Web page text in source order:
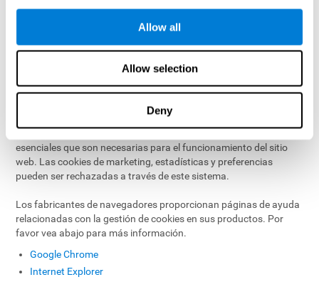
Allow all
Allow selection
Deny
8. ¿Qué puede hacer si no desea que
se establezcan cookies o que se
eliminen, o si desea optar por no
participar en la segmentación basada
en intereses?
CogniFit utiliza un sistema de gestión de cookies, donde puede
esenciales que son necesarias para el funcionamiento del sitio
web. Las cookies de marketing, estadísticas y preferencias
pueden ser rechazadas a través de este sistema.
Los fabricantes de navegadores proporcionan páginas de ayuda
relacionadas con la gestión de cookies en sus productos. Por
favor vea abajo para más información.
Google Chrome
Internet Explorer